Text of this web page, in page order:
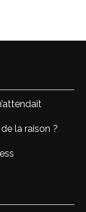
la raison ?